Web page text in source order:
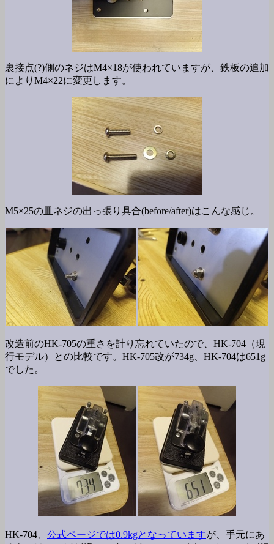
裏接点(?)側のネジはM4×18が使われていますが、鉄板の追加
によりM4×22に変更します。
M5×25の皿ネジの出っ張り具合(before/after)はこんな感じ。
改造前のHK-705の重さを計り忘れていたので、HK-704（現
行モデル）との比較です。HK-705改が734g、HK-704は651g
でした。
HK-704、 公式ページでは0.9kgとなっていますが、手元にあ